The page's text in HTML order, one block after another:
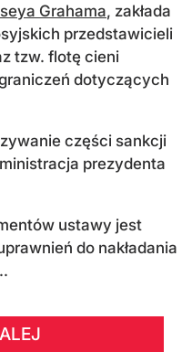
Grahama, zakłada
przedstawicieli
tzw. flotę cieni
dotyczących
części sankcji
prezydenta
ustawy jest
do nakładania